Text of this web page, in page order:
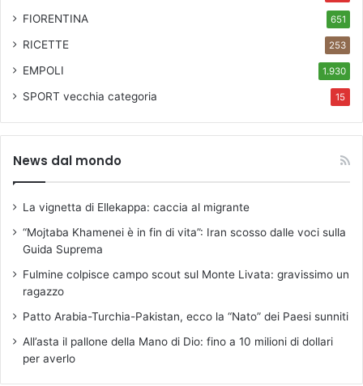
FIORENTINA 651
RICETTE 253
EMPOLI 1.930
SPORT vecchia categoria 15
News dal mondo
La vignetta di Ellekappa: caccia al migrante
“Mojtaba Khamenei è in fin di vita”: Iran scosso dalle voci sulla
Guida Suprema
Fulmine colpisce campo scout sul Monte Livata: gravissimo un
ragazzo
Patto Arabia-Turchia-Pakistan, ecco la “Nato” dei Paesi sunniti
All’asta il pallone della Mano di Dio: fino a 10 milioni di dollari
per averlo